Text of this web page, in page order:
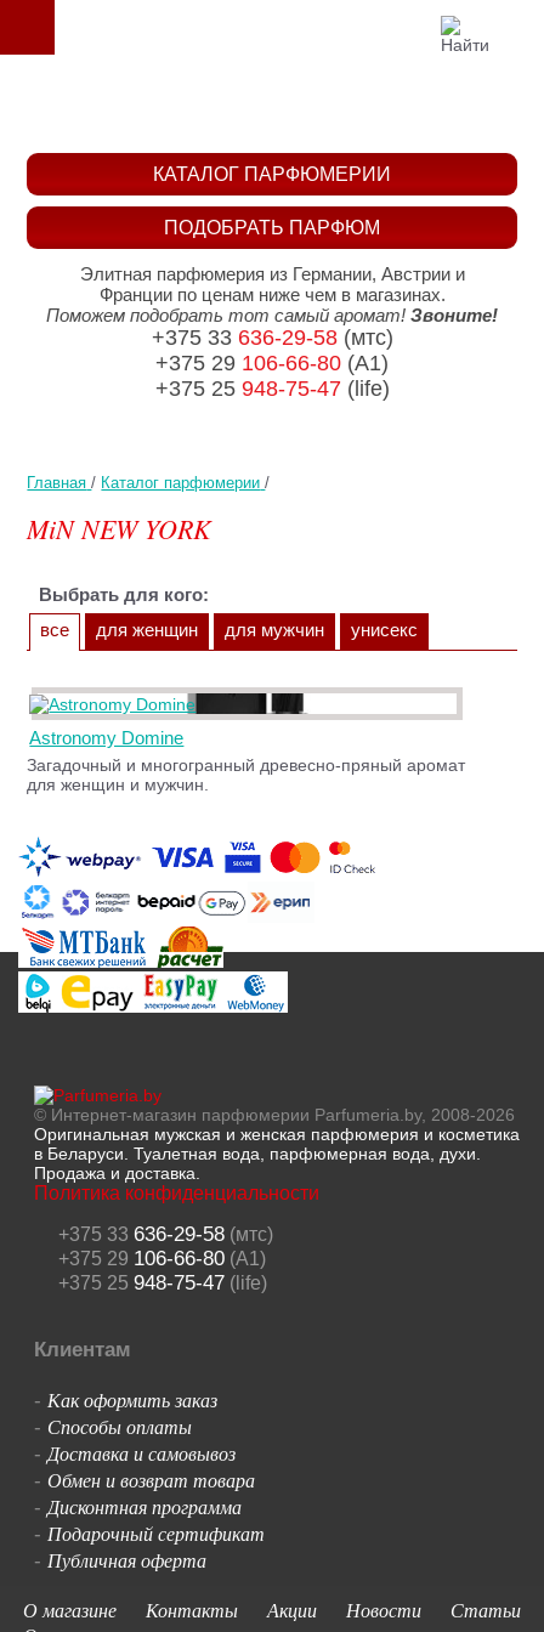
Главная / Каталог парфюмерии /
MiN NEW YORK
Выбрать для кого:
все
для женщин для мужчин унисекс
Astronomy Domine
Загадочный и многогранный древесно-пряный аромат
для женщин и мужчин.
ПОДОБРАТЬ ПАРФЮМ
КАТАЛОГ ПАРФЮМЕРИИ
Элитная парфюмерия из Германии, Австрии и
Франции по ценам ниже чем в магазинах.
Поможем подобрать тот самый аромат! Звоните!
+375 33 636-29-58(мтс)
+375 29 106-66-80 (A1)
+375 25 948-75-47(life)
© Интернет-магазин парфюмерии Parfumeria.by, 2008-2026
Оригинальная мужская и женская парфюмерия и косметика
в Беларуси. Туалетная вода, парфюмерная вода, духи.
Продажа и доставка.
Политика конфиденциальности
+375 33 636-29-58(мтс)
+375 29 106-66-80(A1)
+375 25 948-75-47(life)
Клиентам
- Как оформить заказ
- Способы оплаты
-Доставка и самовывоз
- Обмен и возврат товара
-Дисконтная программа
- Подарочный сертификат
- Публичная оферта
О магазине
Контакты Акции Новости
Статьи